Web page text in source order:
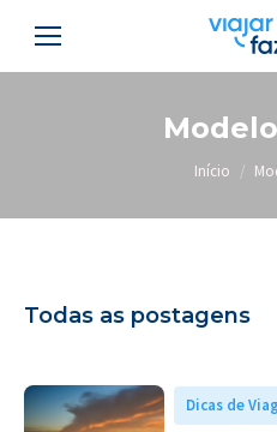
Você está
Início
Todas as postagens
Dicas de